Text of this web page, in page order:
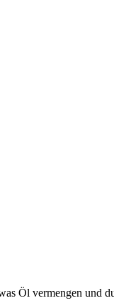
Öl vermengen und